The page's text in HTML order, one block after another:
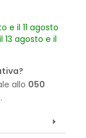
e il 11 agosto
13 agosto e il
allo 050